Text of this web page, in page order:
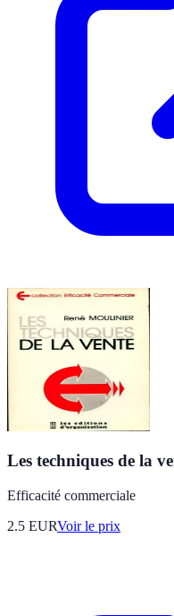
Les techniques de la
Efficacité commerciale
2.5 EURVoir le prix